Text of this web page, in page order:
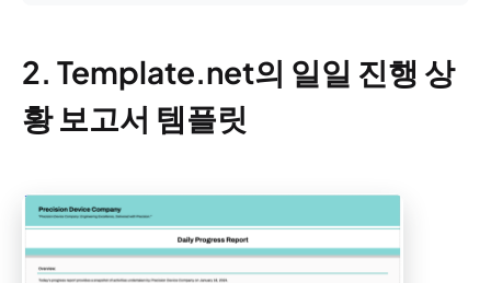
2. Template.net의 일일 진행 상
황 보고서 템플릿